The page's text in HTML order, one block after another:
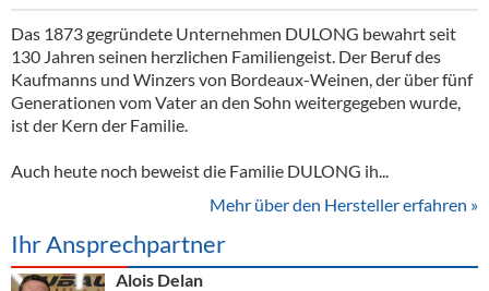
Das 1873 gegründete Unternehmen DULONG bewahrt seit
130 Jahren seinen herzlichen Familiengeist. Der Beruf des
Kaufmanns und Winzers von Bordeaux-Weinen, der über fünf
Generationen vom Vater an den Sohn weitergegeben wurde,
ist der Kern der Familie.
Auch heute noch beweist die Familie DULONG ih...
Mehr über den Hersteller erfahren »
Ihr Ansprechpartner
Alois Delan